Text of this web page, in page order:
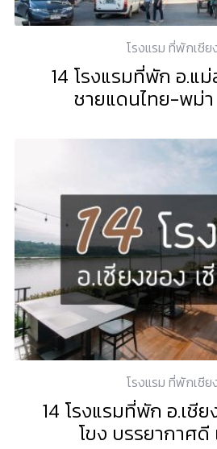
โรงแรม ที่พักเชีย
14 โรงแรมที่พัก อ.แ
ชายแดนไทย-พม่า
โรงแรม ที่พักเชีย
14 โรงแรมที่พัก อ.เชี
โขง บรรยากาศดี